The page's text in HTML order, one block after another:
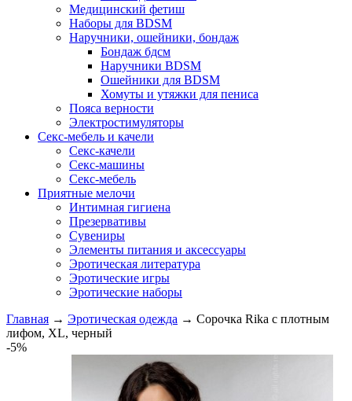
Медицинский фетиш
Наборы для BDSM
Наручники, ошейники, бондаж
Бондаж бдсм
Наручники BDSM
Ошейники для BDSM
Хомуты и утяжки для пениса
Пояса верности
Электростимуляторы
Секс-мебель и качели
Секс-качели
Секс-машины
Секс-мебель
Приятные мелочи
Интимная гигиена
Презервативы
Сувениры
Элементы питания и аксессуары
Эротическая литература
Эротические игры
Эротические наборы
Главная → Эротическая одежда → Сорочка Rika с плотным
лифом, XL, черный
-5%